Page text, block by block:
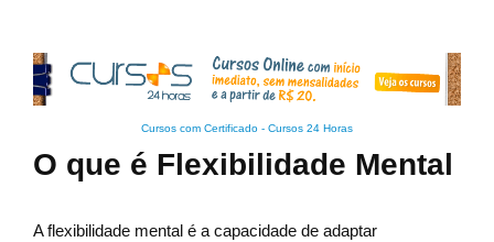
Cursos com Certificado - Cursos 24 Horas
O que é Flexibilidade Mental
A flexibilidade mental é a capacidade de adaptar